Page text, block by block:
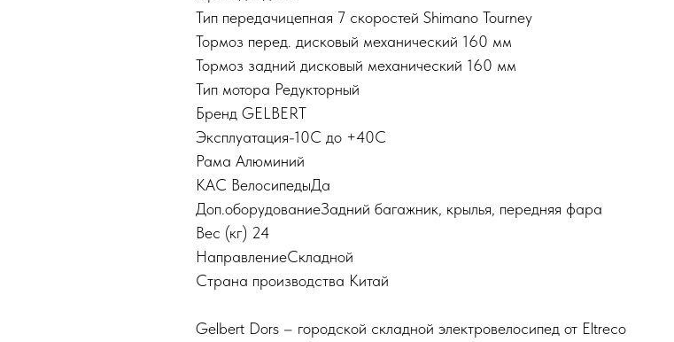
Тип передачицепная 7 скоростей Shimano Tourney
Тормоз перед. дисковый механический 160 мм
Тормоз задний дисковый механический 160 мм
Тип мотора Редукторный
Бренд GELBERT
Эксплуатация-10С до +40С
Рама Алюминий
КАС ВелосипедыДа
Доп.оборудованиеЗадний багажник, крылья, передняя фара
Вес (кг) 24
НаправлениеСкладной
Страна производства Китай
Gelbert Dors – городской складной электровелосипед от Eltreco